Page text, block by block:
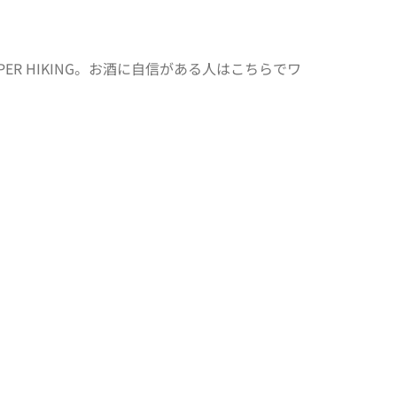
HIKING。お酒に自信がある人はこちらでワ